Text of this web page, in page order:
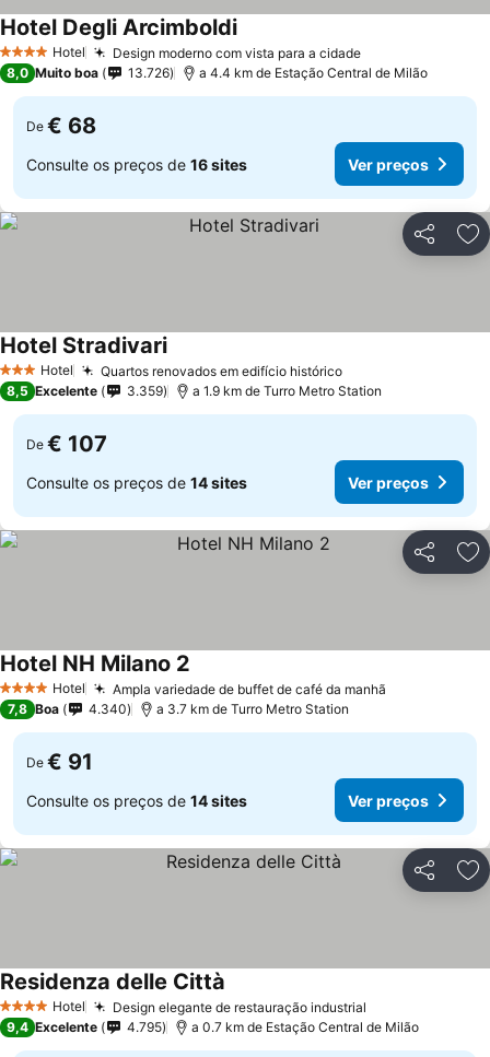
4 EstrelasHotel Design moderno com vista para a cidade
Hotel Degli Arcimboldi
8,0 Muito boa 13.726 a 4.4 km de Estação Central de Milão
De € 68
Consulte os preços de 16 sites Ver preços
Partilhar
3 EstrelasHotel Quartos renovados em edifício histórico
Hotel Stradivari
8,5 Excelente 3.359 a 1.9 km de Turro Metro Station
De € 107
Consulte os preços de 14 sites Ver preços
Partilhar
4 EstrelasHotel Ampla variedade de buffet de café da manhã
Hotel NH Milano 2
7,8 Boa 4.340 a 3.7 km de Turro Metro Station
De € 91
Consulte os preços de 14 sites Ver preços
Partilhar
4 EstrelasHotel Design elegante de restauração industrial
Residenza delle Città
9,4 Excelente 4.795 a 0.7 km de Estação Central de Milão